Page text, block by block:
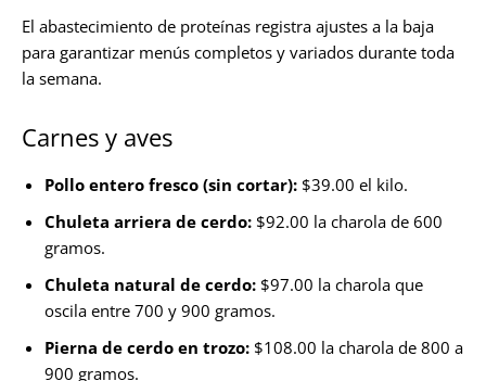
El abastecimiento de proteínas registra ajustes a la baja
para garantizar menús completos y variados durante toda
la semana.
Carnes y aves
Pollo entero fresco (sin cortar): $39.00 el kilo.
Chuleta arriera de cerdo: $92.00 la charola de 600
gramos.
Chuleta natural de cerdo: $97.00 la charola que
oscila entre 700 y 900 gramos.
Pierna de cerdo en trozo: $108.00 la charola de 800 a
900 gramos.